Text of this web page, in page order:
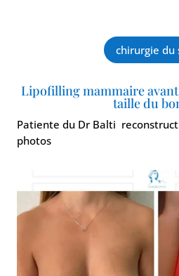
chirurgie du
Lipofilling mammaire
taille du
Patiente du Dr Balti
photos